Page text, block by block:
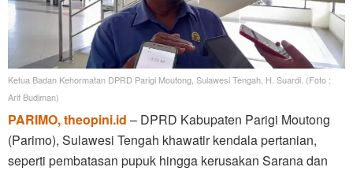
Ketua Badan Kehormatan DPRD Parigi Moutong, Sulawesi Tengah, H. Suardi. (Foto :
Arif Budiman)
PARIMO, theopini.id – DPRD Kabupaten Parigi Moutong
(Parimo), Sulawesi Tengah khawatir kendala pertanian,
seperti pembatasan pupuk hingga kerusakan Sarana dan